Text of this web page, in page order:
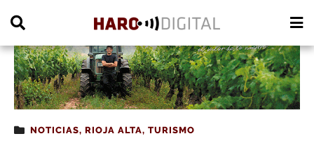
NOTICIAS, RIOJA ALTA, TURISMO